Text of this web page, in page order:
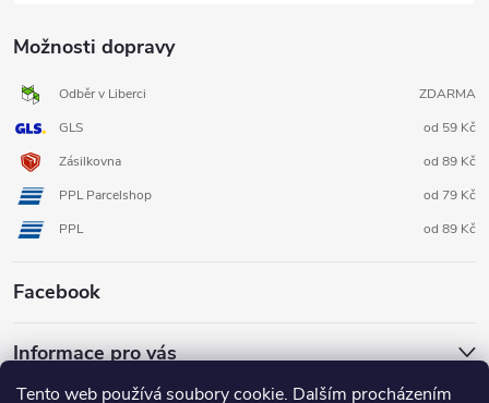
Tento web používá soubory cookie. Dalším procházením
Možnosti dopravy
Odběr v Liberci
ZDARMA
GLS
od 59 Kč
Zásilkovna
od 89 Kč
PPL Parcelshop
od 79 Kč
PPL
od 89 Kč
Facebook
Informace pro vás